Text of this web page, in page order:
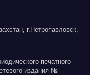
г.Петропавловск,
печатного
издания №